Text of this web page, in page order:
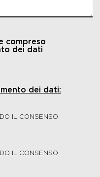
compreso
dei dati
dei dati:
IL CONSENSO
IL CONSENSO